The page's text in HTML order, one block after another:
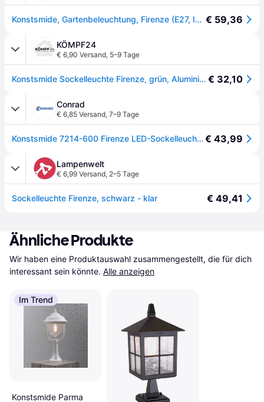
Konstsmide, Gartenbeleuchtung, Firenze (E27, IP43) € 59,36
KÖMPF24
€ 6,90 Versand, 5–9 Tage
Konstsmide Sockelleuchte Firenze, grün, Aluminium (7214-600) € 32,10
Conrad
€ 6,85 Versand, 7–9 Tage
Konstsmide 7214-600 Firenze LED-Sockelleuchte E27 100 W Grün - [Grün]€ 43,99
Lampenwelt
€ 6,99 Versand, 2–5 Tage
Sockelleuchte Firenze, schwarz - klar € 49,41
Ähnliche Produkte
Wir haben eine Produktauswahl zusammengestellt, die für dich
interessant sein könnte. Alle anzeigen
Im Trend
Konstsmide Parma